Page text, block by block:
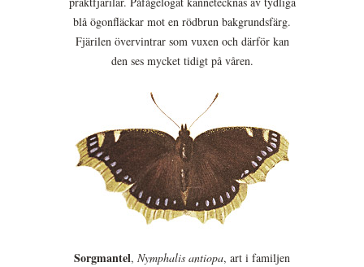
blå ögonfläckar mot en rödbrun bakgrundsfärg.
Fjärilen övervintrar som vuxen och därför kan
den ses mycket tidigt på våren.
Sorgmantel, Nymphalis antiopa, art i familjen